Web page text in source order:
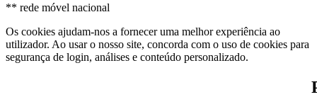
** rede móvel nacional
Os cookies ajudam-nos a fornecer uma melhor experiência ao
utilizador. Ao usar o nosso site, concorda com o uso de cookies para
segurança de login, análises e conteúdo personalizado.